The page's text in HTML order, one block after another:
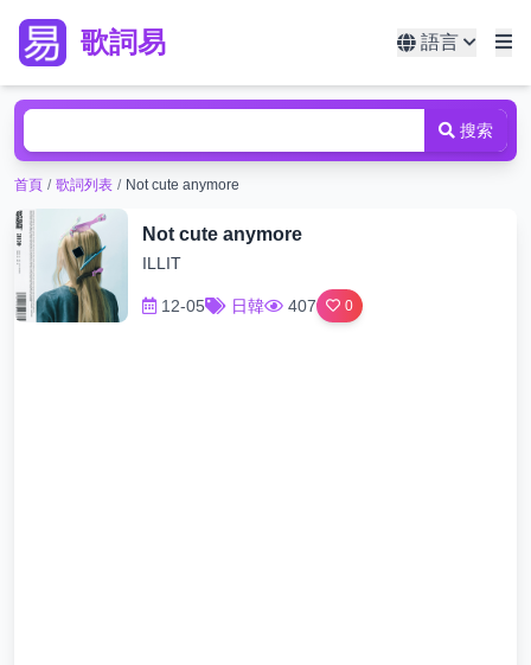
歌詞易 語言
搜索
首頁 / 歌詞列表 / Not cute anymore
Not cute anymore
ILLIT
12-05 日韓 407 0